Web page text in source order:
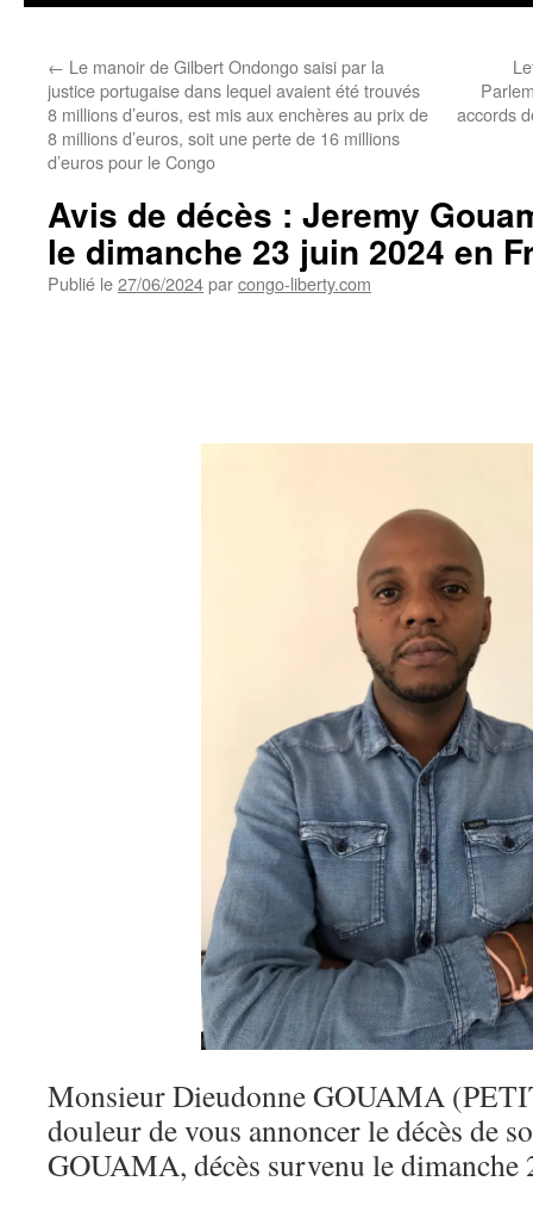
← Le manoir de Gilbert Ondongo saisi par la
justice portugaise dans lequel avaient été trouvés
8 millions d’euros, est mis aux enchères au prix de
8 millions d’euros, soit une perte de 16 millions
d’euros pour le Congo
accords
Avis de décès : Jeremy
le dimanche 23 juin 2024 en
Publié le27/06/2024parcongo-liberty.com
Monsieur Dieudonne GOUAMA
douleur de vous annoncer le décès de
GOUAMA, décès survenu le dimanche